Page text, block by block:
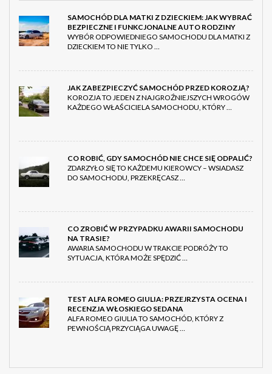
SAMOCHÓD DLA MATKI Z DZIECKIEM: JAK WYBRAĆ
BEZPIECZNE I FUNKCJONALNE AUTO RODZINY
WYBÓR ODPOWIEDNIEGO SAMOCHODU DLA MATKI Z
DZIECKIEM TO NIE TYLKO …
JAK ZABEZPIECZYĆ SAMOCHÓD PRZED KOROZJĄ?
KOROZJA TO JEDEN Z NAJGROŹNIEJSZYCH WROGÓW
KAŻDEGO WŁAŚCICIELA SAMOCHODU, KTÓRY …
CO ROBIĆ, GDY SAMOCHÓD NIE CHCE SIĘ ODPALIĆ?
ZDARZYŁO SIĘ TO KAŻDEMU KIEROWCY – WSIADASZ
DO SAMOCHODU, PRZEKRĘCASZ …
CO ZROBIĆ W PRZYPADKU AWARII SAMOCHODU
NA TRASIE?
AWARIA SAMOCHODU W TRAKCIE PODRÓŻY TO
SYTUACJA, KTÓRA MOŻE SPĘDZIĆ …
TEST ALFA ROMEO GIULIA: PRZEJRZYSTA OCENA I
RECENZJA WŁOSKIEGO SEDANA
ALFA ROMEO GIULIA TO SAMOCHÓD, KTÓRY Z
PEWNOŚCIĄ PRZYCIĄGA UWAGĘ …